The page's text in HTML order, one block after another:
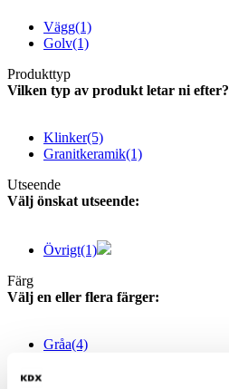
Vägg(1)
Golv(1)
Produkttyp
Vilken typ av produkt letar ni efter?
Klinker(5)
Granitkeramik(1)
Utseende
Välj önskat utseende:
Övrigt(1)
Färg
Välj en eller flera färger:
Gråa(4)